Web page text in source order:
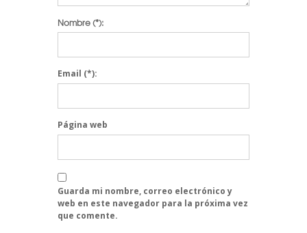
Nombre(*):
Email (*):
Página web
Guarda mi nombre, correo electrónico y
web en este navegador para la próxima vez
que comente.